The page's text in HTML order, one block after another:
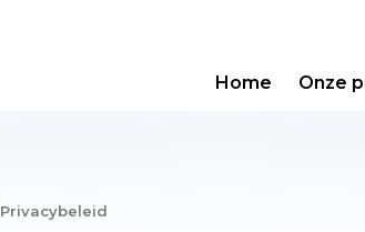
Home Onze
Privacybeleid